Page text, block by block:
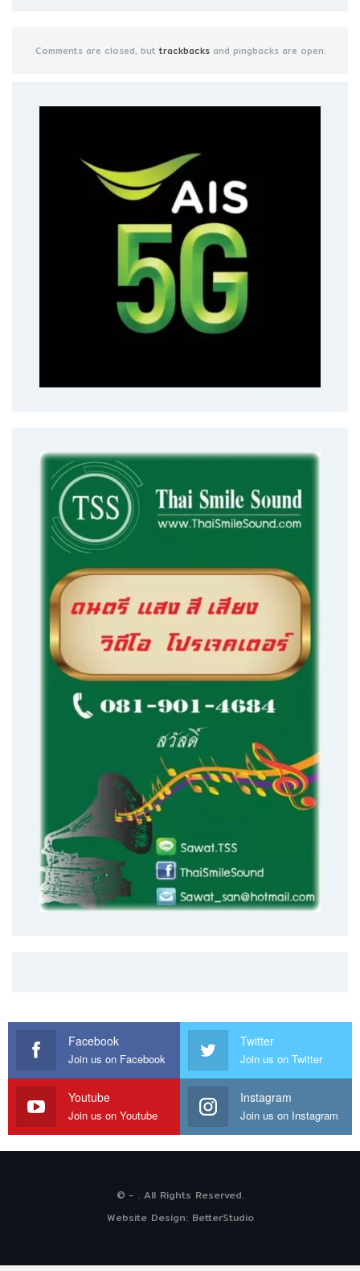
Comments are closed, buttrackbacksand pingbacks are open.
Facebook
Join us on Facebook
Twitter
Join us on Twitter
Youtube
Join us on Youtube
Instagram
Join us on Instagram
© - . All Rights Reserved.
Website Design: BetterStudio